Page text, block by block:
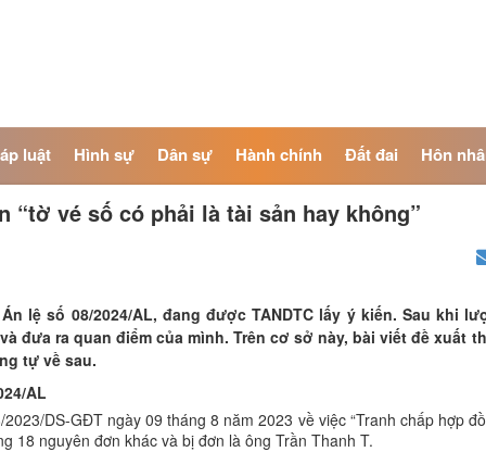
luật Hình sự Dân sự Hành chính Đất đai Hôn
“tờ vé số có phải là tài sản hay không”
lệ số 08/2024/AL, đang được TANDTC lấy ý kiến. Sau khi
đưa ra quan điểm của mình. Trên cơ sở này, bài viết đề xuất
tự về sau.
AL
DS-GĐT ngày 09 tháng 8 năm 2023 về việc “Tranh chấp hợp
18 nguyên đơn khác và bị đơn là ông Trần Thanh T.